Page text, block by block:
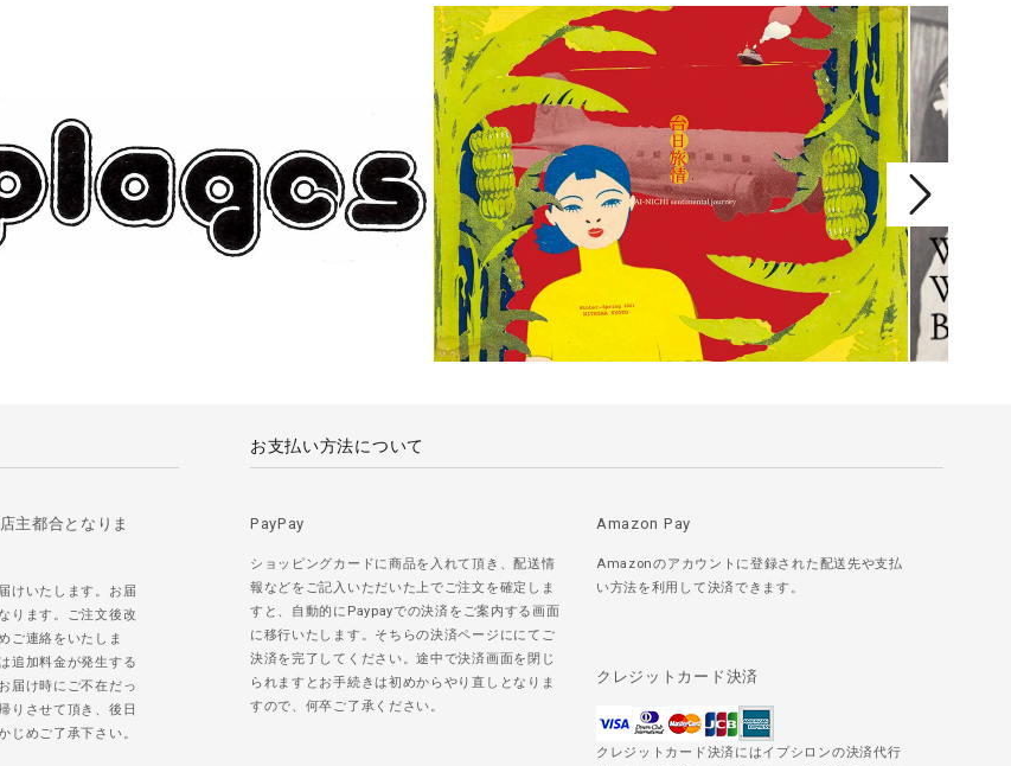
主都合となりま
けいたします。お届
ります。ご注文後改
ご連絡をいたしま
追加料金が発生する
届け時にご不在だっ
りさせて頂き、後日
じめご了承下さい。
お支払い方法について
PayPay
ショッピングカードに商品を入れて頂き、配送情
報などをご記入いただいた上でご注文を確定しま
すと、自動的にPaypayでの決済をご案内する画面
に移行いたします。そちらの決済ページににてご
決済を完了してください。途中で決済画面を閉じ
られますとお手続きは初めからやり直しとなりま
すので、何卒ご了承ください。
Amazon Pay
Amazonのアカウントに登録された配送先や支払
い方法を利用して決済できます。
クレジットカード決済
クレジットカード決済にはイプシロンの決済代行